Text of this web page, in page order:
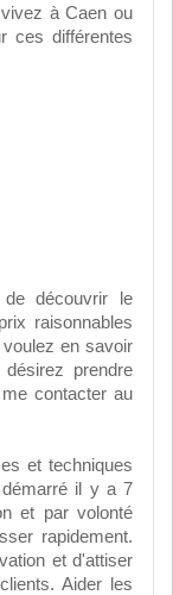
à Caen ou
ces différentes
découvrir le
raisonnables
en savoir
prendre
contacter au
et techniques
il y a 7
et par volonté
rapidement.
et d'attiser
Aider les